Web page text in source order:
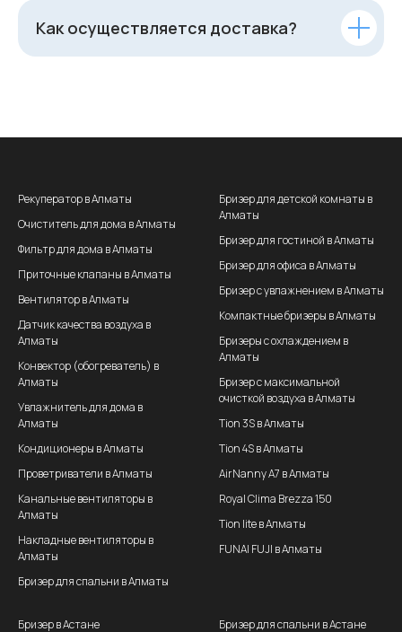
Как осуществляется доставка?
Рекуператор в Алматы
Очиститель для дома в Алматы
Фильтр для дома в Алматы
Приточные клапаны в Алматы
Вентилятор в Алматы
Датчик качества воздуха в
Алматы
Конвектор (обогреватель) в
Алматы
Увлажнитель для дома в
Алматы
Кондиционеры в Алматы
Проветриватели в Алматы
Канальные вентиляторы в
Алматы
Накладные вентиляторы в
Алматы
Бризер для спальни в Алматы
Бризер для детской комнаты в
Алматы
Бризер для гостиной в Алматы
Бризер для офиса в Алматы
Бризер с увлажнением в Алматы
Компактные бризеры в Алматы
Бризеры с охлаждением в
Алматы
Бризер с максимальной
очисткой воздуха в Алматы
Tion 3S в Алматы
Tion 4S в Алматы
AirNanny A7 в Алматы
Royal Clima Brezza 150
Tion lite в Алматы
FUNAI FUJI в Алматы
Бризер в Астане
Бризер для спальни в Астане